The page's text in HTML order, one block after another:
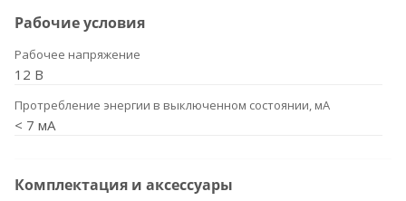
Рабочие условия
Рабочее напряжение
12 В
Протребление энергии в выключенном состоянии, мА
< 7 мА
Комплектация и аксессуары